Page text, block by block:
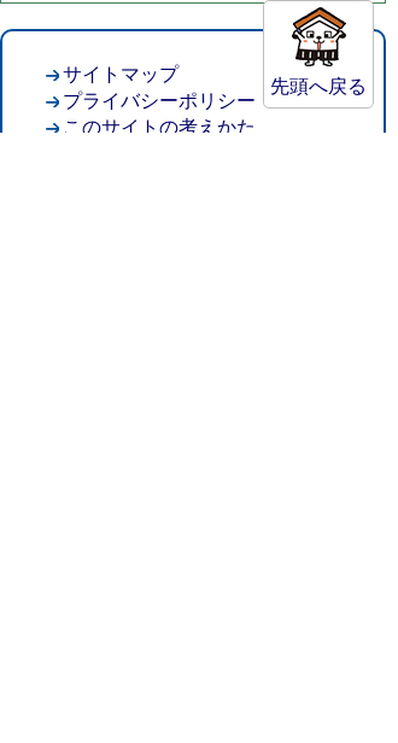
先頭へ戻る
サイトマップ
プライバシーポリシー
このサイトの考えかた